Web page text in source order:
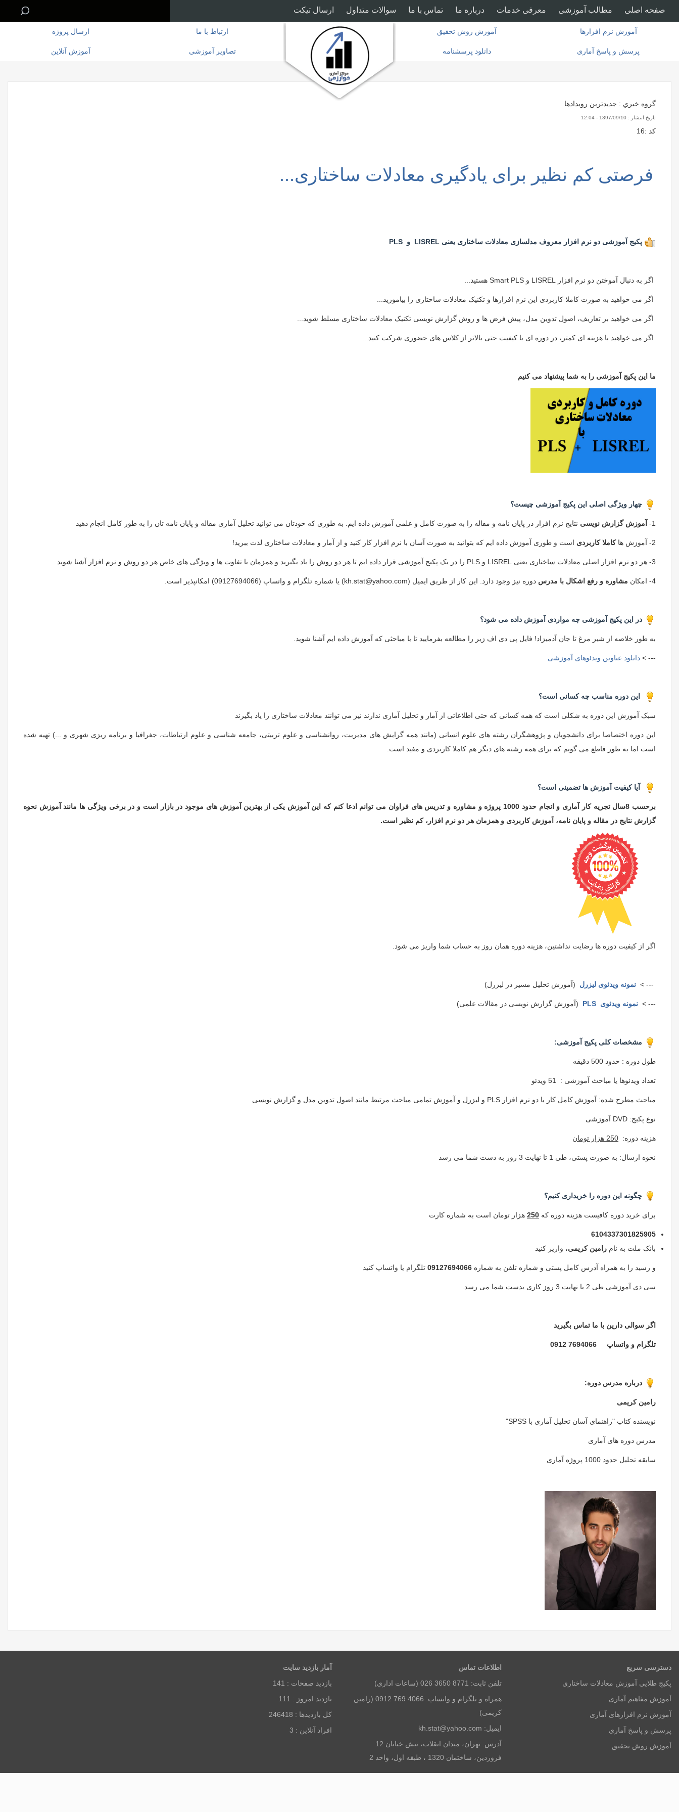
صفحه اصلی مطالب آموزشی معرفی خدمات درباره ما تماس با ما سوالات متداول ارسال تیکت
آموزش نرم افزارها آموزش روش تحقیق
پرسش و پاسخ آماری دانلود پرسشنامه
ارتباط با ما ارسال پروژه
تصاویر آموزشی آموزش آنلاین
گروه خبري : جدیدترین رویدادها
تاريخ انتشار : 1397/09/10 - 12:04
كد :16
فرصتی کم نظیر برای یادگیری معادلات ساختاری...
پکیج آموزشی دو نرم افزار معروف مدلسازی معادلات ساختاری یعنی LISREL و PLS
اگر به دنبال آموختن دو نرم افزار LISREL و Smart PLS هستید...
اگر می خواهید به صورت کاملا کاربردی این نرم افزارها و تکنیک معادلات ساختاری را بیاموزید...
اگر می خواهید بر تعاریف، اصول تدوین مدل، پیش فرض ها و روش گزارش نویسی تکنیک معادلات ساختاری مسلط شوید...
اگر می خواهید با هزینه ای کمتر، در دوره ای با کیفیت حتی بالاتر از کلاس های حضوری شرکت کنید...
ما این پکیج آموزشی را به شما پیشنهاد می کنیم
چهار ویژگی اصلی این پکیج آموزشی چیست؟
1- آموزش گزارش نویسی نتایج نرم افزار در پایان نامه و مقاله را به صورت کامل و علمی آموزش داده ایم. به طوری که خودتان می توانید تحلیل آماری مقاله و پایان نامه تان را به طور کامل انجام دهید
2- آموزش ها کاملا کاربردی است و طوری آموزش داده ایم که بتوانید به صورت آسان با نرم افزار کار کنید و از آمار و معادلات ساختاری لذت ببرید!
3- هر دو نرم افزار اصلی معادلات ساختاری یعنی LISREL و PLS را در یک پکیج آموزشی قرار داده ایم تا هر دو روش را یاد بگیرید و همزمان با تفاوت ها و ویژگی های خاص هر دو روش و نرم افزار آشنا شوید
4- امکان مشاوره و رفع اشکال با مدرس دوره نیز وجود دارد. این کار از طریق ایمیل (kh.stat@yahoo.com) یا شماره تلگرام و واتساپ (09127694066) امکانپذیر است.
در این پکیج آموزشی چه مواردی آموزش داده می شود؟
به طور خلاصه از شیر مرغ تا جان آدمیزاد! فایل پی دی اف زیر را مطالعه بفرمایید تا با مباحثی که آموزش داده ایم آشنا شوید.
--- > دانلود عناوین ویدئوهای آموزشی
این دوره مناسب چه کسانی است؟
سبک آموزش این دوره به شکلی است که همه کسانی که حتی اطلاعاتی از آمار و تحلیل آماری ندارند نیز می توانند معادلات ساختاری را یاد بگیرند
این دوره اختصاصا برای دانشجویان و پژوهشگران رشته های علوم انسانی (مانند همه گرایش های مدیریت، روانشناسی و علوم تربیتی، جامعه شناسی و علوم ارتباطات، جغرافیا و برنامه ریزی شهری و ...) تهیه شده
است اما به طور قاطع می گویم که برای همه رشته های دیگر هم کاملا کاربردی و مفید است.
آیا کیفیت آموزش ها تضمینی است؟
برحسب 8سال تجریه کار آماری و انجام حدود 1000 پروژه و مشاوره و تدریس های فراوان می توانم ادعا کنم که این آموزش یکی از بهترین آموزش های موجود در بازار است و در برخی ویژگی ها مانند آموزش نحوه
گزارش نتایج در مقاله و پایان نامه، آموزش کاربردی و همزمان هر دو نرم افزار، کم نظیر است.
اگر از کیفیت دوره ها رضایت نداشتین، هزینه دوره همان روز به حساب شما واریز می شود.
--- > نمونه ویدئوی لیزرل (آموزش تحلیل مسیر در لیزرل)
--- > نمونه ویدئوی PLS (آموزش گزارش نویسی در مقالات علمی)
مشخصات کلی پکیج آموزشی:
طول دوره : حدود 500 دقیقه
تعداد ویدئوها یا مباحث آموزشی : 51 ویدئو
مباحث مطرح شده: آموزش کامل کار با دو نرم افزار PLS و لیزرل و آموزش تمامی مباحث مرتبط مانند اصول تدوین مدل و گزارش نویسی
نوع پکیج: DVD آموزشی
هزینه دوره: 250 هزار تومان
نحوه ارسال: به صورت پستی، طی 1 تا نهایت 3 روز به دست شما می رسد
چگونه این دوره را خریداری کنیم؟
برای خرید دوره کافیست هزینه دوره که 250 هزار تومان است به شماره کارت
6104337301825905
بانک ملت به نام رامین کریمی، واریز کنید
و رسید را به همراه آدرس کامل پستی و شماره تلفن به شماره 09127694066 تلگرام یا واتساپ کنید
سی دی آموزشی طی 2 یا نهایت 3 روز کاری بدست شما می رسد.
اگر سوالی دارین با ما تماس بگیرید
تلگرام و واتساپ 7694066 0912
درباره مدرس دوره:
رامین کریمی
نویسنده کتاب "راهنمای آسان تحلیل آماری با SPSS"
مدرس دوره های آماری
سابقه تحلیل حدود 1000 پروژه آماری
دسترسی سریع
پکیج طلایی آموزش معادلات ساختاری
آموزش مفاهیم آماری
آموزش نرم افزارهای آماری
پرسش و پاسخ آماری
آموزش روش تحقیق
اطلاعات تماس
تلفن ثابت: 8771 3650 026 (ساعات اداری)
همراه و تلگرام و واتساپ: 4066 769 0912 (رامین
کریمی)
ایمیل: kh.stat@yahoo.com
آدرس: تهران، میدان انقلاب، نبش خیابان 12
فروردین، ساختمان 1320 ، طبقه اول، واحد 2
آمار بازديد سايت
بازديد صفحات : 141
بازديد امروز : 111
كل بازديدها : 246418
افراد آنلاين : 3